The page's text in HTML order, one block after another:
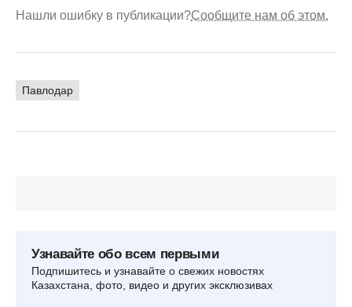
Нашли ошибку в публикации?Сообщите нам об этом.
Павлодар
Узнавайте обо всем первыми
Подпишитесь и узнавайте о свежих новостях
Казахстана, фото, видео и других эксклюзивах